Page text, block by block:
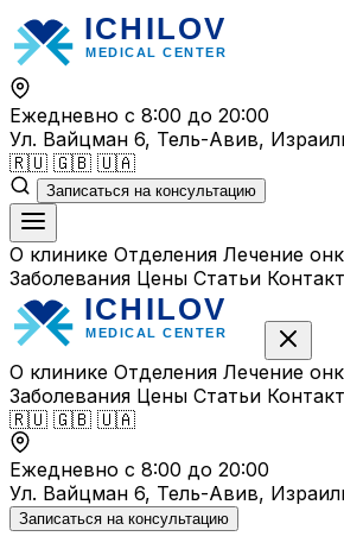
Перейти
к
содержимому
Ежедневно с 8:00 до 20:00
Ул. Вайцман 6, Тель-Авив,
🇷🇺 🇬🇧 🇺🇦
Записаться на консультацию
О клинике Отделения Лечение
Заболевания Цены Статьи
О клинике Отделения Лечение
Заболевания Цены Статьи
🇷🇺 🇬🇧 🇺🇦
Ежедневно с 8:00 до 20:00
Ул. Вайцман 6, Тель-Авив,
Записаться на консультацию